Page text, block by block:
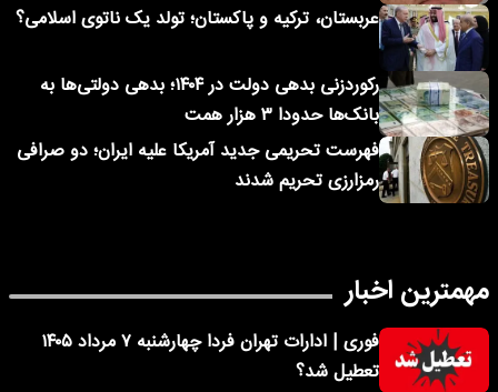
عربستان، ترکیه و پاکستان؛ تولد یک ناتوی اسلامی؟
رکوردزنی بدهی دولت در ۱۴۰۴؛ بدهی دولتی‌ها به
بانک‌ها حدودا ۳ هزار همت
فهرست تحریمی جدید آمریکا علیه ایران؛ دو صرافی
رمزارزی تحریم شدند
مهمترین اخبار
فوری | ادارات تهران فردا چهارشنبه ۷ مرداد ۱۴۰۵
تعطیل شد؟